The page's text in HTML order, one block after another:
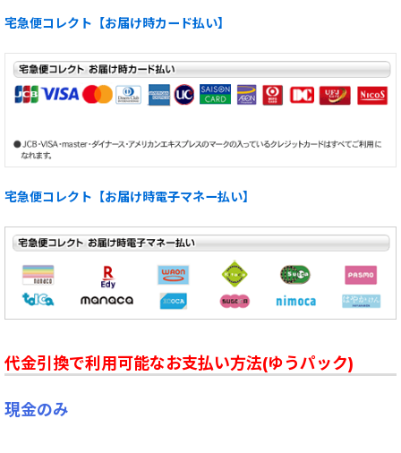
宅急便コレクト【お届け時カード払い】
宅急便コレクト【お届け時電子マネー払い】
代金引換で利用可能なお支払い方法(ゆうパック)
現金のみ